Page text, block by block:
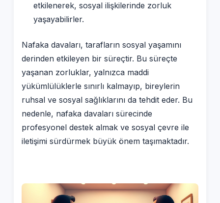
etkilenerek, sosyal ilişkilerinde zorluk
yaşayabilirler.
Nafaka davaları, tarafların sosyal yaşamını
derinden etkileyen bir süreçtir. Bu süreçte
yaşanan zorluklar, yalnızca maddi
yükümlülüklerle sınırlı kalmayıp, bireylerin
ruhsal ve sosyal sağlıklarını da tehdit eder. Bu
nedenle, nafaka davaları sürecinde
profesyonel destek almak ve sosyal çevre ile
iletişimi sürdürmek büyük önem taşımaktadır.